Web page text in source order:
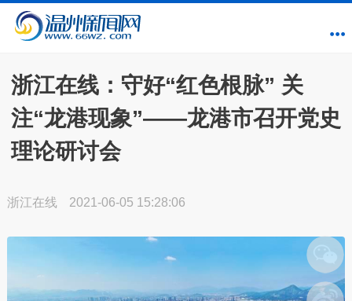
浙江在线：守好“红色根脉” 关
注“龙港现象”——龙港市召开党史
理论研讨会
浙江在线 2021-06-05 15:28:06